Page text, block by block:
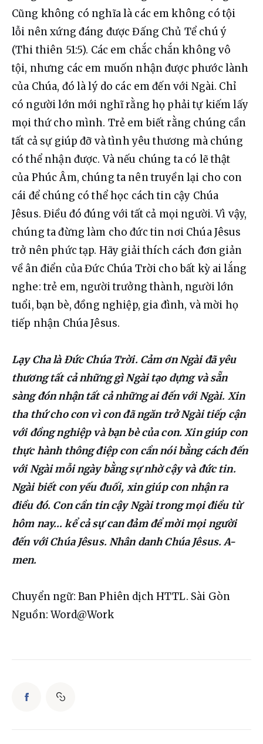
Cũng không có nghĩa là các em không có tội
lỗi nên xứng đáng được Đấng Chủ Tể chú ý
(Thi thiên 51:5). Các em chắc chắn không vô
tội, nhưng các em muốn nhận được phước lành
của Chúa, đó là lý do các em đến với Ngài. Chỉ
có người lớn mới nghĩ rằng họ phải tự kiếm lấy
mọi thứ cho mình. Trẻ em biết rằng chúng cần
tất cả sự giúp đỡ và tình yêu thương mà chúng
có thể nhận được. Và nếu chúng ta có lẽ thật
của Phúc Âm, chúng ta nên truyền lại cho con
cái để chúng có thể học cách tin cậy Chúa
Jêsus. Điều đó đúng với tất cả mọi người. Vì vậy,
chúng ta đừng làm cho đức tin nơi Chúa Jêsus
trở nên phức tạp. Hãy giải thích cách đơn giản
về ân điển của Đức Chúa Trời cho bất kỳ ai lắng
nghe: trẻ em, người trưởng thành, người lớn
tuổi, bạn bè, đồng nghiệp, gia đình, và mời họ
tiếp nhận Chúa Jêsus.
Lạy Cha là Đức Chúa Trời. Cảm ơn Ngài đã yêu
thương tất cả những gì Ngài tạo dựng và sẵn
sàng đón nhận tất cả những ai đến với Ngài. Xin
tha thứ cho con vì con đã ngăn trở Ngài tiếp cận
với đồng nghiệp và bạn bè của con. Xin giúp con
thực hành thông điệp con cần nói bằng cách đến
với Ngài mỗi ngày bằng sự nhờ cậy và đức tin.
Ngài biết con yếu đuối, xin giúp con nhận ra
điều đó. Con cần tin cậy Ngài trong mọi điều từ
hôm nay… kể cả sự can đảm để mời mọi người
đến với Chúa Jêsus. Nhân danh Chúa Jêsus. A-
men.
Chuyển ngữ: Ban Phiên dịch HTTL. Sài Gòn
Nguồn: Word@Work